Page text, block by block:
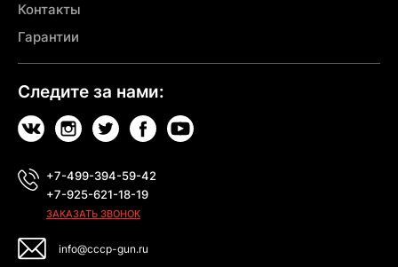
Контакты
Гарантии
Следите за нами:
+7-499-394-59-42
+7-925-621-18-19
ЗАКАЗАТЬ ЗВОНОК
info@cccp-gun.ru